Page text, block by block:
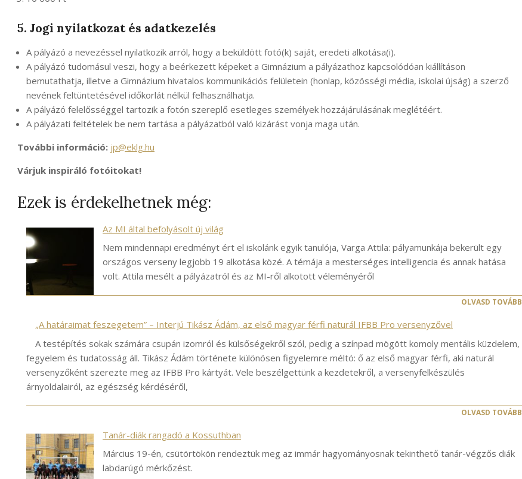
5. Jogi nyilatkozat és adatkezelés
A pályázó a nevezéssel nyilatkozik arról, hogy a beküldött fotó(k) saját, eredeti alkotása(i).
A pályázó tudomásul veszi, hogy a beérkezett képeket a Gimnázium a pályázathoz kapcsolódóan kiállításon
bemutathatja, illetve a Gimnázium hivatalos kommunikációs felületein (honlap, közösségi média, iskolai újság) a szerző
nevének feltüntetésével időkorlát nélkül felhasználhatja.
A pályázó felelősséggel tartozik a fotón szereplő esetleges személyek hozzájárulásának meglétéért.
A pályázati feltételek be nem tartása a pályázatból való kizárást vonja maga után.
További információ: jp@eklg.hu
Várjuk inspiráló fotóitokat!
Ezek is érdekelhetnek még:
Az MI által befolyásolt új világ
Nem mindennapi eredményt ért el iskolánk egyik tanulója, Varga Attila: pályamunkája bekerült egy
országos verseny legjobb 19 alkotása közé. A témája a mesterséges intelligencia és annak hatása
volt. Attila mesélt a pályázatról és az MI-ről alkotott véleményéről
OLVASD TOVÁBB
„A határaimat feszegetem” – Interjú Tikász Ádám, az első magyar férfi naturál IFBB Pro versenyzővel
A testépítés sokak számára csupán izomról és külsőségekről szól, pedig a színpad mögött komoly mentális küzdelem,
fegyelem és tudatosság áll. Tikász Ádám története különösen figyelemre méltó: ő az első magyar férfi, aki naturál
versenyzőként szerezte meg az IFBB Pro kártyát. Vele beszélgettünk a kezdetekről, a versenyfelkészülés
árnyoldalairól, az egészség kérdéséről,
OLVASD TOVÁBB
Tanár-diák rangadó a Kossuthban
Március 19-én, csütörtökön rendeztük meg az immár hagyományosnak tekinthető tanár-végzős diák
labdarúgó mérkőzést.